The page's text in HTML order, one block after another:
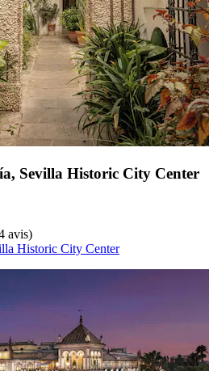
Sevilla Historic City Center
avis)
Historic City Center